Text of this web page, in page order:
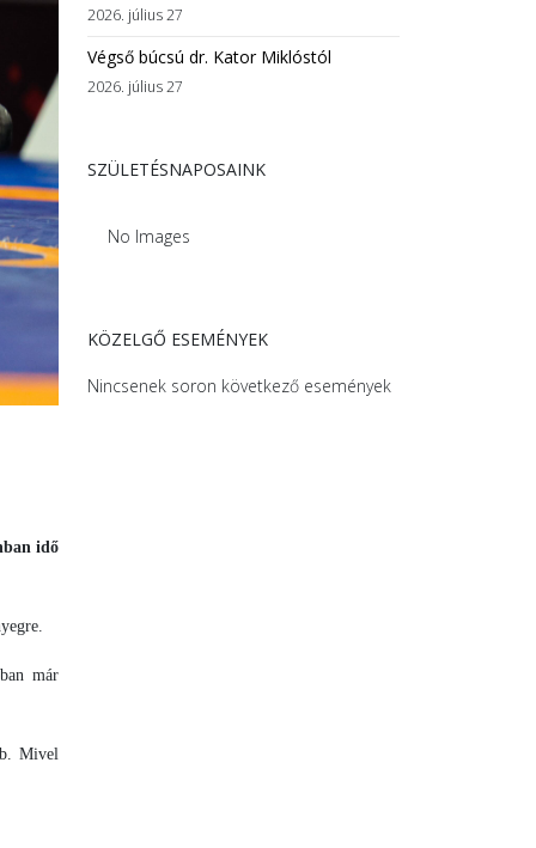
idő
már
Mivel
2026. július 27
Végső búcsú dr. Kator Miklóstól
2026. július 27
SZÜLETÉSNAPOSAINK
No Images
KÖZELGŐ ESEMÉNYEK
Nincsenek soron következő események